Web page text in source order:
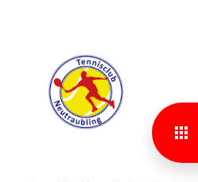
MIT